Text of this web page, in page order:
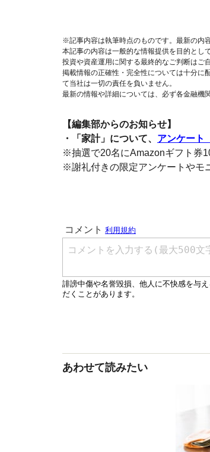
※記事内容は執筆時点のものです。最新の内
本記事の内容は一般的な情報提供を目的とし
投資や資産運用に関する最終的なご判断はご
掲載情報の正確性・完全性については十分に
て当社は一切の責任を負いません。
最新の情報や詳細については、必ず各金融機
【編集部からのお知らせ】
・「家計」について、 アンケート
※抽選で20名にAmazonギフト券
※謝礼付きの限定アンケートやモ
あわせて読みたい